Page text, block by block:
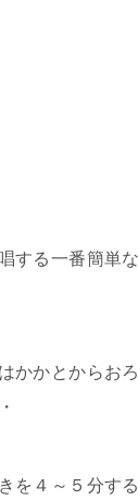
する一番簡単
かかとからお
を４～５分す